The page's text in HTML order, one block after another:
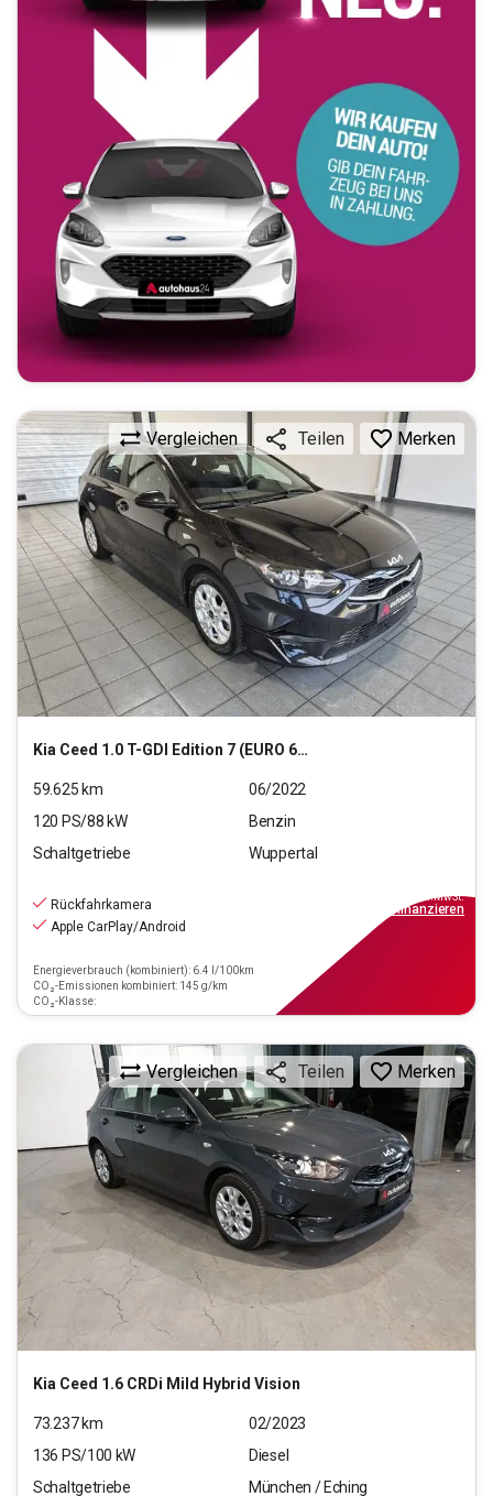
Kia Ceed 1.0 T-GDI Edition 7 (EURO 6d)
Vergleichen Teilen Merken
59.625 km
06/2022
120 PS/88 kW
Benzin
Schaltgetriebe
Wuppertal
Rückfahrkamera
Apple CarPlay/Android
Energieverbrauch (kombiniert): 6.4 l/100km
CO₂-Emissionen kombiniert: 145 g/km
CO₂-Klasse:
inkl.MwSt.
finanzieren
Kia Ceed 1.6 CRDi Mild Hybrid Vision
Vergleichen Teilen Merken
73.237km
02/2023
136 PS/100 kW
Diesel
Schaltgetriebe
München / Eching